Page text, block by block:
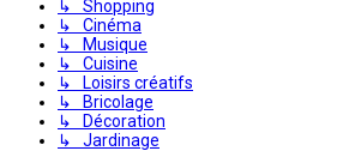
↳ Shopping
↳ Cinéma
↳ Musique
↳ Cuisine
↳ Loisirs créatifs
↳ Bricolage
↳ Décoration
↳ Jardinage